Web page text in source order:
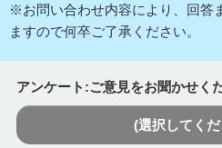
※お問い合わせ内容により、回答
ますので何卒ご了承ください。
アンケート:ご意見をお聞かせく
(選択してく